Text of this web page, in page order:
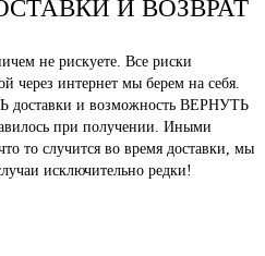
И ВОЗВРАТ
не рискуете. Все риски
через интернет мы берем на себя.
и возможность ВЕРНУТЬ
при получении. Иными
то случится во время доставки, мы
исключительно редки!